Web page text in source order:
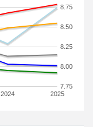
2024 2025
7.75
8.00
8.25
8.50
8.75